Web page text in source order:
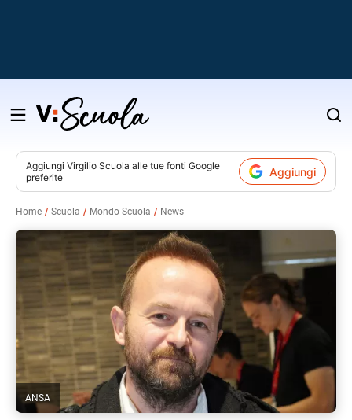
Salta
contenuto
Aggiungi Virgilio Scuola alle tue fonti Google
preferite
Aggiungi
Home Scuola Mondo Scuola News
ANSA